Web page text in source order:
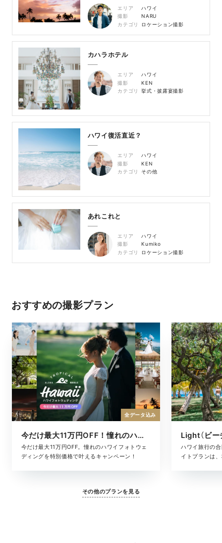
エリア
ハワイ
撮影
NARU
カテゴリ
ロケーション撮影
カハラホテル
エリア
ハワイ
撮影
KEN
カテゴリ
挙式・披露宴撮影
ハワイ復活直近？
エリア
ハワイ
撮影
KEN
カテゴリ
その他
あれこれと
エリア
ハワイ
撮影
Kumiko
カテゴリ
ロケーション撮影
おすすめの撮影プラン
今だけ最大11万円OFF！憧れのハワイフォト
今だけ最大11万円OFF。憧れのハワイフォトウェ
ディングを特別価格で叶えるキャンペーン！
全データ込み
Light（ビー
ハワイ旅行の
イトプランは
その他のプランを見る